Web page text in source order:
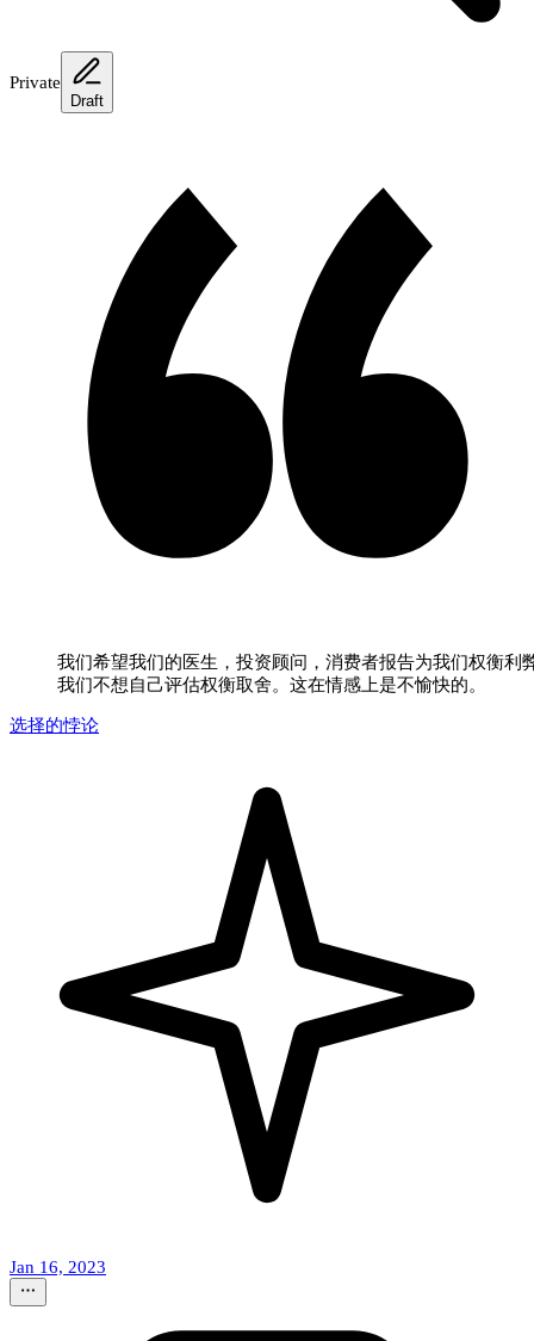
Private
Draft
我们希望我们的医生，投资顾问，消费者报告为我们权衡利
我们不想自己评估权衡取舍。这在情感上是不愉快的。
选择的悖论
Jan 16, 2023